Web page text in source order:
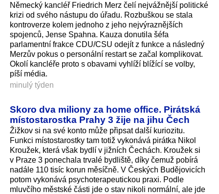
Německý kancléř Friedrich Merz čelí nejvážnější politické
krizi od svého nástupu do úřadu. Rozbuškou se stala
kontroverze kolem jednoho z jeho nejvýraznějších
spojenců, Jense Spahna. Kauza donutila šéfa
parlamentní frakce CDU/CSU odejít z funkce a následný
Merzův pokus o personální restart se začal komplikovat.
Okolí kancléře proto s obavami vyhlíží blížící se volby,
píší média.
minulý týden
Skoro dva miliony za home office. Pirátská
místostarostka Prahy 3 žije na jihu Čech
Žižkov si na své konto může připsat další kuriozitu.
Funkci místostarostky tam totiž vykonává pirátka Nikol
Kroužek, která však bydlí v jižních Čechách. Kroužek si
v Praze 3 ponechala trvalé bydliště, díky čemuž pobírá
nadále 110 tisíc korun měsíčně. V Českých Budějovicích
potom vykonává psychoterapeutickou praxi. Podle
mluvčího městské části jde o stav nikoli normální, ale jde